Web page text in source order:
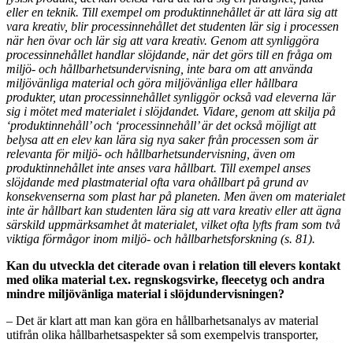
eller en teknik. Till exempel om produktinnehållet är att lära sig att
vara kreativ, blir processinnehållet det studenten lär sig i processen
när hen övar och lär sig att vara kreativ. Genom att synliggöra
processinnehållet handlar slöjdande, när det görs till en fråga om
miljö- och hållbarhetsundervisning, inte bara om att använda
miljövänliga material och göra miljövänliga eller hållbara
produkter, utan processinnehållet synliggör också vad eleverna lär
sig i mötet med materialet i slöjdandet. Vidare, genom att skilja på
‘produktinnehåll’ och ‘processinnehåll’ är det också möjligt att
belysa att en elev kan lära sig nya saker från processen som är
relevanta för miljö- och hållbarhetsundervisning, även om
produktinnehållet inte anses vara hållbart. Till exempel anses
slöjdande med plastmaterial ofta vara ohållbart på grund av
konsekvenserna som plast har på planeten. Men även om materialet
inte är hållbart kan studenten lära sig att vara kreativ eller att ägna
särskild uppmärksamhet åt materialet, vilket ofta lyfts fram som två
viktiga förmågor inom miljö- och hållbarhetsforskning (s. 81).
Kan du utveckla det citerade ovan i relation till elevers kontakt
med olika material t.ex. regnskogsvirke, fleecetyg och andra
mindre miljövänliga material i slöjdundervisningen?
– Det är klart att man kan göra en hållbarhetsanalys av material
utifrån olika hållbarhetsaspekter så som exempelvis transporter,